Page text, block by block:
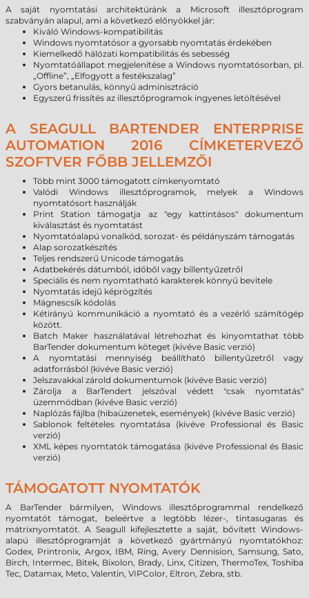
A saját nyomtatási architektúránk a Microsoft illesztőprogram
szabványán alapul, ami a következő előnyökkel jár:
Kiváló Windows-kompatibilitás
Windows nyomtatósor a gyorsabb nyomtatás érdekében
Kiemelkedő hálózati kompatibilitás és sebesség
Nyomtatóállapot megjelenítése a Windows nyomtatósorban, pl.
„Offline”, „Elfogyott a festékszalag”
Gyors betanulás, könnyű adminisztráció
Egyszerű frissítés az illesztőprogramok ingyenes letöltésével
A SEAGULL BARTENDER ENTERPRISE
AUTOMATION 2016 CÍMKETERVEZŐ
SZOFTVER FŐBB JELLEMZŐI
Több mint 3000 támogatott címkenyomtató
Valódi Windows illesztőprogramok, melyek a Windows
nyomtatósort használják
Print Station támogatja az "egy kattintásos" dokumentum
kiválasztást és nyomtatást
Nyomtatóalapú vonalkód, sorozat- és példányszám támogatás
Alap sorozatkészítés
Teljes rendszerű Unicode támogatás
Adatbekérés dátumból, időből vagy billentyűzetről
Speciális és nem nyomtatható karakterek könnyű bevitele
Nyomtatás idejű képrögzítés
Mágnescsík kódolás
Kétirányú kommunikáció a nyomtató és a vezérlő számítógép
között.
Batch Maker használatával létrehozhat és kinyomtathat több
BarTender dokumentum köteget (kivéve Basic verzió)
A nyomtatási mennyiség beállítható billentyűzetről vagy
adatforrásból (kivéve Basic verzió)
Jelszavakkal zárold dokumentumok (kivéve Basic verzió)
Zárolja a BarTendert jelszóval védett "csak nyomtatás"
üzemmódban (kivéve Basic verzió)
Naplózás fájlba (hibaüzenetek, események) (kivéve Basic verzió)
Sablonok feltételes nyomtatása (kivéve Professional és Basic
verzió)
XML képes nyomtatók támogatása (kivéve Professional és Basic
verzió)
TÁMOGATOTT NYOMTATÓK
A BarTender bármilyen, Windows illesztőprogrammal rendelkező
nyomtatót támogat, beleértve a legtöbb lézer-, tintasugaras és
mátrixnyomtatót. A Seagull kifejlesztette a saját, bővített Windows-
alapú illesztőprogramját a következő gyártmányú nyomtatókhoz:
Godex, Printronix, Argox, IBM, Ring, Avery Dennision, Samsung, Sato,
Birch, Intermec, Bitek, Bixolon, Brady, Linx, Citizen, ThermoTex, Toshiba
Tec, Datamax, Meto, Valentin, VIPColor, Eltron, Zebra, stb.